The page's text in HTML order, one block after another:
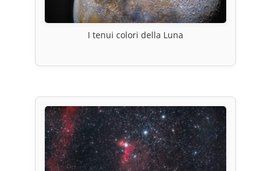
I tenui colori della Luna